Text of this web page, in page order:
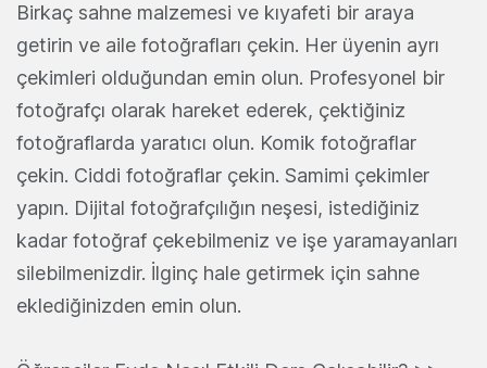
Birkaç sahne malzemesi ve kıyafeti bir araya
getirin ve aile fotoğrafları çekin. Her üyenin ayrı
çekimleri olduğundan emin olun. Profesyonel bir
fotoğrafçı olarak hareket ederek, çektiğiniz
fotoğraflarda yaratıcı olun. Komik fotoğraflar
çekin. Ciddi fotoğraflar çekin. Samimi çekimler
yapın. Dijital fotoğrafçılığın neşesi, istediğiniz
kadar fotoğraf çekebilmeniz ve işe yaramayanları
silebilmenizdir. İlginç hale getirmek için sahne
eklediğinizden emin olun.